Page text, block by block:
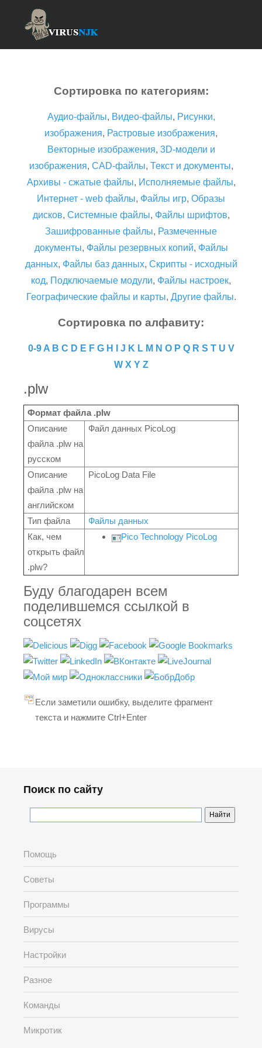
Сортировка по категориям:
Аудио-файлы, Видео-файлы, Рисунки,
изображения, Растровые изображения,
Векторные изображения, 3D-модели и
изображения, CAD-файлы, Текст и документы,
Архивы - сжатые файлы, Исполняемые файлы,
Интернет - web файлы, Файлы игр, Образы
дисков, Системные файлы, Файлы шрифтов,
Зашифрованные файлы, Размеченные
документы, Файлы резервных копий, Файлы
данных, Файлы баз данных, Скрипты - исходный
код, Подключаемые модули, Файлы настроек,
Географические файлы и карты, Другие файлы.
Сортировка по алфавиту:
0-9 A B C D E F G H J K L M N O P Q R S T U V
W X Y Z
.plw
Формат файла .plw
Описание
файла .plw на
русском
Файл данных PicoLog
Описание
файла .plw на
английском
PicoLog Data File
Тип файла
Файлы данных
Как, чем
открыть файл
.plw?
Pico Technology PicoLog
Буду благодарен всем
поделившемся ссылкой в
соцсетях
Если заметили ошибку, выделите фрагмент
текста и нажмите Ctrl+Enter
Поиск по сайту
Помощь
Советы
Программы
Вирусы
Настройки
Разное
Команды
Микротик